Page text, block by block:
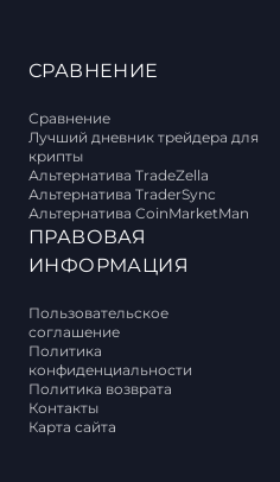
СРАВНЕНИЕ
Сравнение
Лучший дневник трейдера для
крипты
Альтернатива TradeZella
Альтернатива TraderSync
Альтернатива CoinMarketMan
ПРАВОВАЯ
ИНФОРМАЦИЯ
Пользовательское
соглашение
Политика
конфиденциальности
Политика возврата
Контакты
Карта сайта